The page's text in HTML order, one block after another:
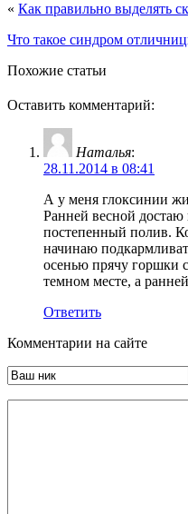
« Как правильно выделять
Что такое синдром
Похожие статьи
Оставить комментарий:
Наталья:
28.11.2014 в 08:41
А у меня глоксинии
Ранней весной
постепенный полив.
начинаю
осенью прячу горшки
темном месте, а
Ответить
Комментарии на сайте